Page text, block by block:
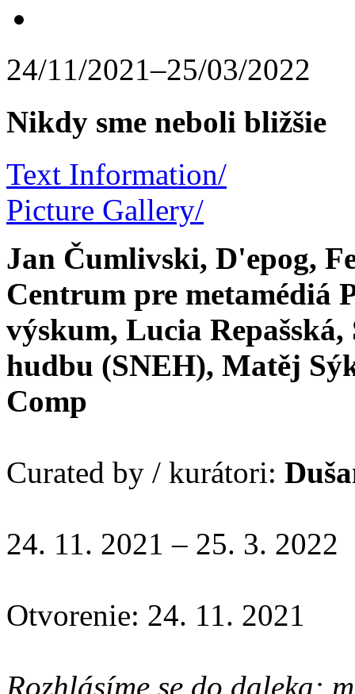
24/11/2021–25/03/2022
Nikdy sme neboli bližšie
Text Information/
Picture Gallery/
Jan Čumlivski, D'epog,
Centrum pre metamédiá
výskum, Lucia
hudbu (SNEH), Matěj
Comp
Curated by / kurátori:
24. 11. 2021 – 25. 3. 2022
Otvorenie: 24. 11. 2021
Rozhlásíme se do daleka: